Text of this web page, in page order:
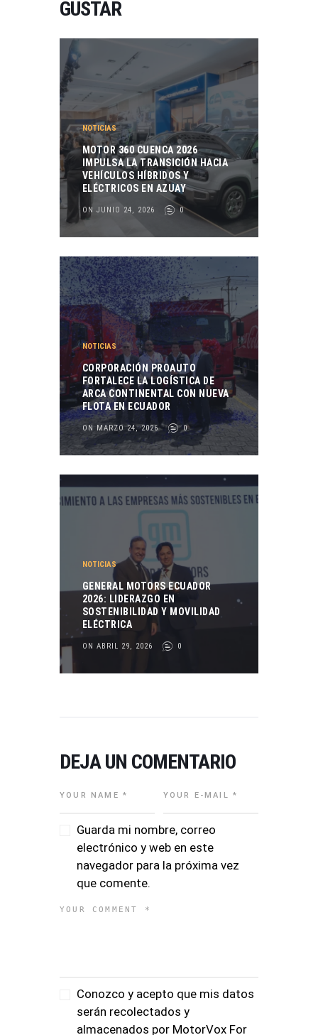
GUSTAR
NOTICIAS
MOTOR 360 CUENCA 2026
IMPULSA LA TRANSICIÓN HACIA
VEHÍCULOS HÍBRIDOS Y
ELÉCTRICOS EN AZUAY
ON JUNIO 24, 2026 0
NOTICIAS
CORPORACIÓN PROAUTO
FORTALECE LA LOGÍSTICA DE
ARCA CONTINENTAL CON NUEVA
FLOTA EN ECUADOR
ON MARZO 24, 2026 0
NOTICIAS
GENERAL MOTORS ECUADOR
2026: LIDERAZGO EN
SOSTENIBILIDAD Y MOVILIDAD
ELÉCTRICA
ON ABRIL 29, 2026 0
DEJA UN COMENTARIO
Guarda mi nombre, correo
electrónico y web en este
navegador para la próxima vez
que comente.
Conozco y acepto que mis datos
serán recolectados y
almacenados por MotorVox For